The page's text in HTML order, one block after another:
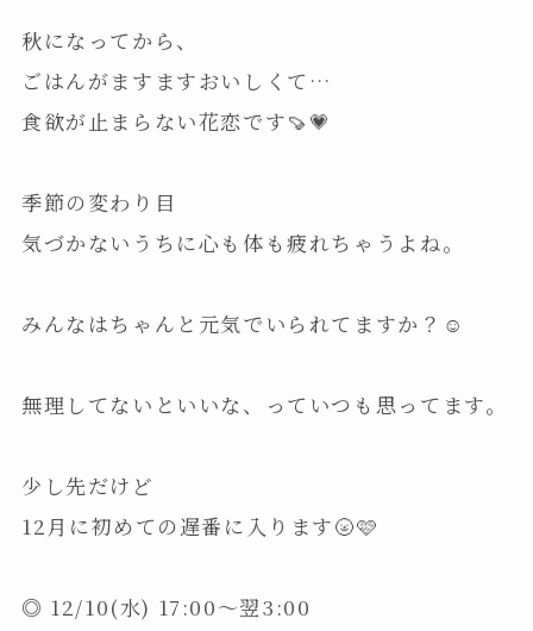
秋になってから、
ごはんがますますおいしくて…
食欲が止まらない花恋です🍠💗
季節の変わり目
気づかないうちに心も体も疲れちゃうよね。
みんなはちゃんと元気でいられてますか？☺️
無理してないといいな、っていつも思ってます。
少し先だけど
12月に初めての遅番に入ります🌝🩷
◎ 12/10(水) 17:00～翌3:00